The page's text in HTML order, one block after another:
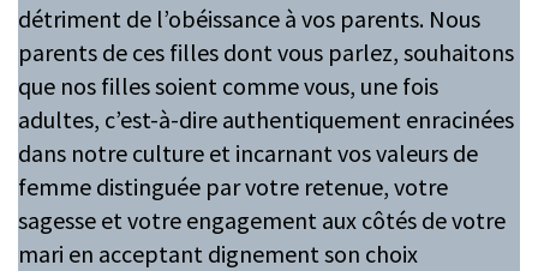
détriment de l’obéissance à vos parents. Nous
parents de ces filles dont vous parlez, souhaitons
que nos filles soient comme vous, une fois
adultes, c’est-à-dire authentiquement enracinées
dans notre culture et incarnant vos valeurs de
femme distinguée par votre retenue, votre
sagesse et votre engagement aux côtés de votre
mari en acceptant dignement son choix